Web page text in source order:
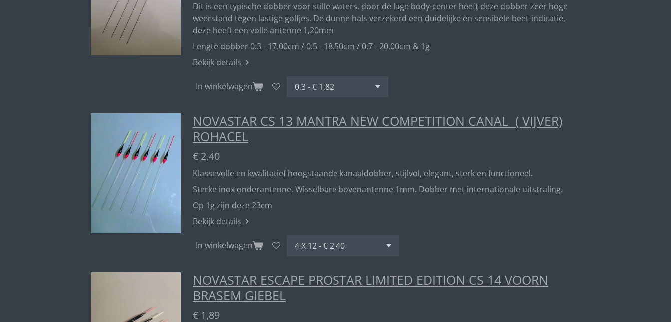
Dit is een typische dobber voor stille waters, door de lage body-center heeft deze dobber zeer hoge
weerstand tegen lastige golfjes. De dunne hals verzekerd een duidelijke en sensibele beet-indicatie,
deze heeft een volle antenne 1,20mm
Lengte dobber 0.3 - 17.00cm / 0.5 - 18.50cm / 0.7 - 20.00cm & 1g
Bekijk details
In winkelwagen
NOVASTAR CS 13 MANTRA NEW COMPETITION CANAL ( VIJVER)
ROHACEL
€ 2,40
Klassevolle en kwalitatief hoogstaande kanaaldobber, stijlvol, elegant, sterk en functioneel.
Sterke inox onderantenne. Wisselbare bovenantenne 1mm. Dobber met internationale uitstraling.
Op 1g zijn deze 23cm
Bekijk details
In winkelwagen
NOVASTAR ESCAPE PROSTAR LIMITED EDITION CS 14 VOORN
BRASEM GIEBEL
€ 1,89